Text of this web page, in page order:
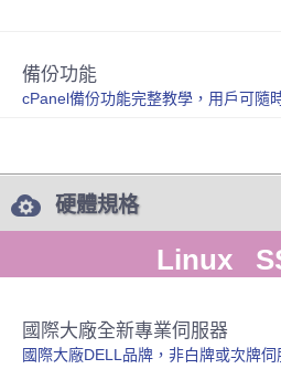
備份功能
cPanel備份功能完整教學，用戶可隨
硬體規格
Linux
國際大廠全新專業伺服器
國際大廠DELL品牌，非白牌或次牌伺